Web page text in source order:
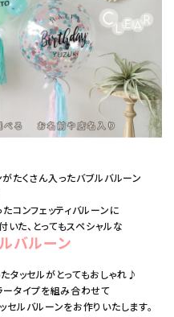
たくさん入ったバブルバルーン
コンフェッティバルーンに
いた、とってもスペシャルな
バルーン
タッセルがとってもおしゃれ♪
タイプを組み合わせて
ルバルーンをお作りいたします。